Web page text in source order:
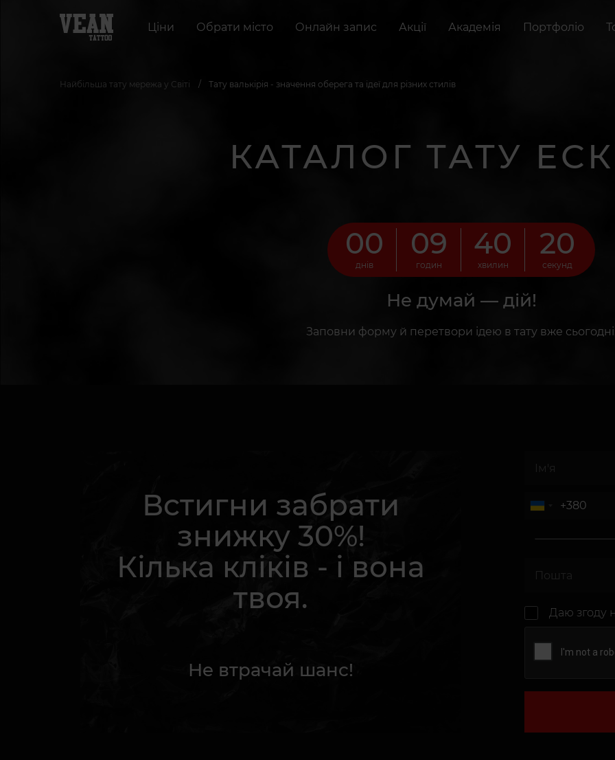
Ціни Обрати місто Онлайн запис Акції Академія Портфоліо
Найбільша тату мережа у Світі Тату валькірія - значення оберега та ідеї для різних стилів
КАТАЛОГ ТАТУ
00
днів
09
годин
40
хвилин
18
секунд
Не думай — дій!
Заповни форму й перетвори ідею в тату вже сьогодні.
Встигни забрати
знижку 30%!
Кілька кліків - і вона
твоя.
Не втрачай шанс!
Даю згоду